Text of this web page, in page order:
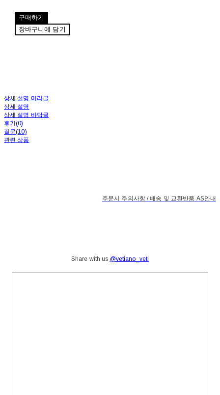
구매하기
장바구니에 담기
상세 설명 머리글
상세 설명
상세 설명 바닥글
후기(0)
질문(10)
관련 상품
주문시 주의사항 / 배송 및 교환반품 AS안내
Share with us @vetiano_veti